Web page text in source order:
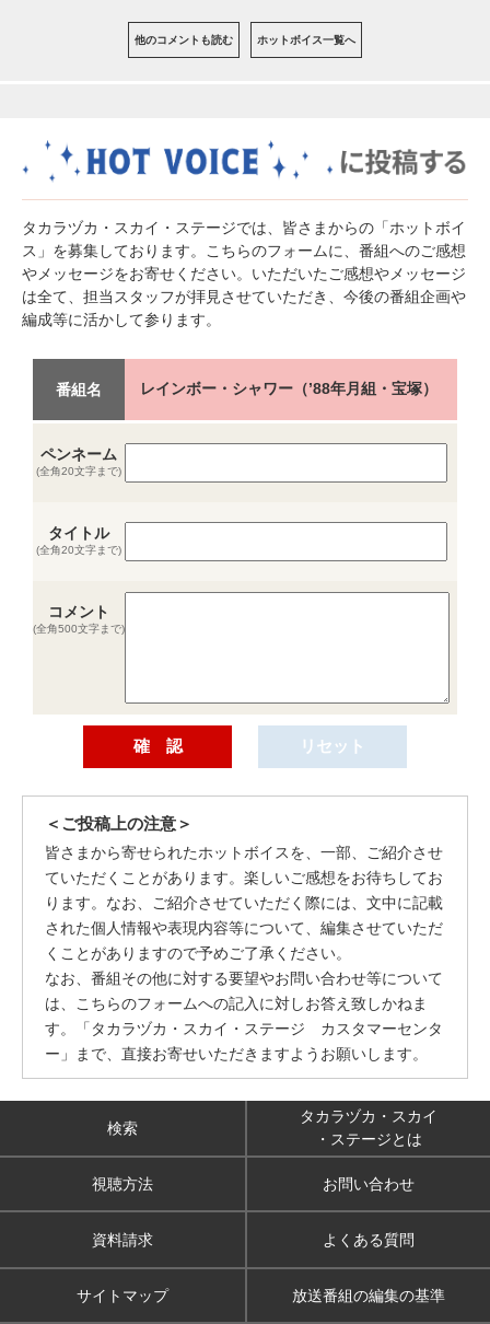
他のコメントも読む ホットボイス一覧へ
タカラヅカ・スカイ・ステージでは、皆さまからの「ホットボイ
ス」を募集しております。こちらのフォームに、番組へのご感想
やメッセージをお寄せください。いただいたご感想やメッセージ
は全て、担当スタッフが拝見させていただき、今後の番組企画や
編成等に活かして参ります。
番組名 レインボー・シャワー（’88年月組・宝塚）
ペンネーム
(全角20文字まで)
タイトル
(全角20文字まで)
コメント
(全角500文字まで)
＜ご投稿上の注意＞
皆さまから寄せられたホットボイスを、一部、ご紹介させ
ていただくことがあります。楽しいご感想をお待ちしてお
ります。なお、ご紹介させていただく際には、文中に記載
された個人情報や表現内容等について、編集させていただ
くことがありますので予めご了承ください。
なお、番組その他に対する要望やお問い合わせ等について
は、こちらのフォームへの記入に対しお答え致しかねま
す。「タカラヅカ・スカイ・ステージ カスタマーセンタ
ー」まで、直接お寄せいただきますようお願いします。
検索
タカラヅカ・スカイ
・ステージとは
視聴方法 お問い合わせ
資料請求 よくある質問
サイトマップ 放送番組の編集の基準